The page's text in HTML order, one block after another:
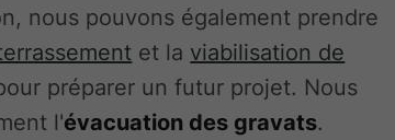
nous pouvons également prendre
et la viabilisation de
préparer un futur projet. Nous
l'évacuation des gravats.